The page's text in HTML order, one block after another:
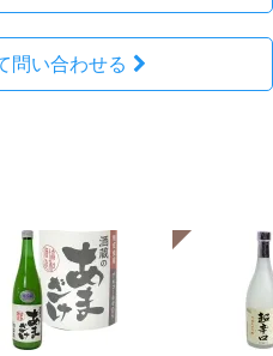
問い合わせる